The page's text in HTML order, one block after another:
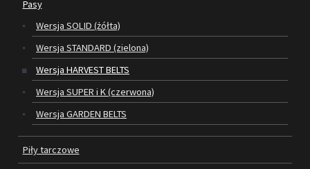
SILNIKI ELEKTRYCZNE
PIŁY TARCZOWE
OUTLET
SERWIS I REGENERACJA MASZYN
Pasy
Wersja SOLID (żółta)
Wersja STANDARD (zielona)
Wersja HARVEST BELTS
Wersja SUPER i K (czerwona)
Wersja GARDEN BELTS
Piły tarczowe